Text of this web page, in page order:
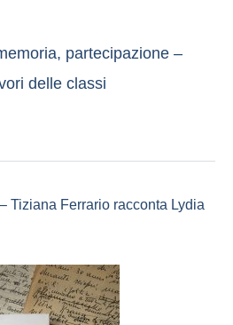
partecipazione –
delle classi
Tiziana Ferrario racconta Lydia